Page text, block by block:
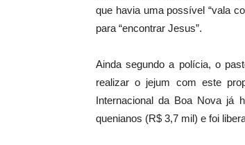
que havia uma possível “vala
para “encontrar Jesus”.
Ainda segundo a polícia, o
realizar o jejum com este
Internacional da Boa Nova já
quenianos (R$ 3,7 mil) e foi